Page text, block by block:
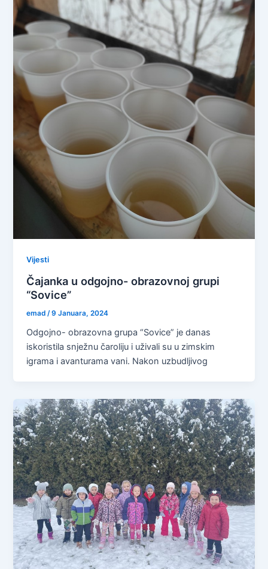
Vijesti
Čajanka u odgojno- obrazovnoj grupi
“Sovice”
emad /9 Januara, 2024
Odgojno- obrazovna grupa “Sovice” je danas
iskoristila snježnu čaroliju i uživali su u zimskim
igrama i avanturama vani. Nakon uzbudljivog